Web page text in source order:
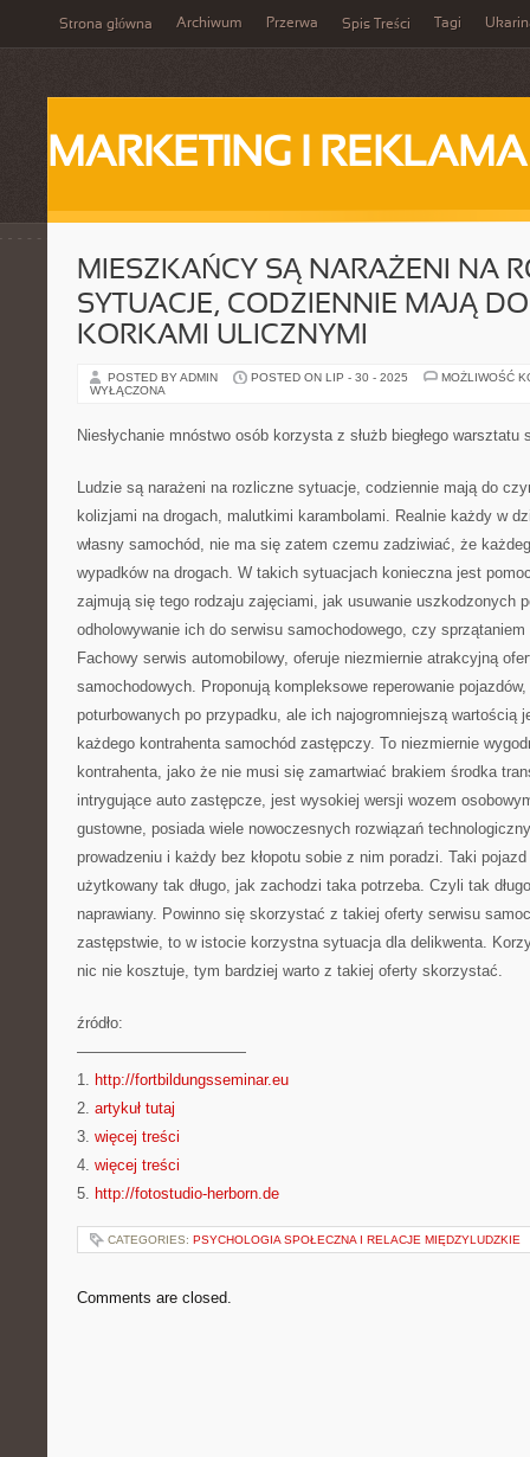
Strona główna Archiwum Przerwa Spis Treści Tagi
MARKETING I REKLAMA
MIESZKAŃCY SĄ NARAŻENI NA
SYTUACJE, CODZIENNIE MAJĄ
KORKAMI ULICZNYMI
POSTED BY ADMIN POSTED ON LIP - 30 - 2025
MOŻLIWOŚĆ
WYŁĄCZONA
Niesłychanie mnóstwo osób korzysta z służb biegłego warsztatu
Ludzie są narażeni na rozliczne sytuacje, codziennie mają do
kolizjami na drogach, malutkimi karambolami. Realnie każdy w
własny samochód, nie ma się zatem czemu zadziwiać, że
wypadków na drogach. W takich sytuacjach konieczna jest
zajmują się tego rodzaju zajęciami, jak usuwanie uszkodzonych
odholowywanie ich do serwisu samochodowego, czy sprzątaniem
Fachowy serwis automobilowy, oferuje niezmiernie atrakcyjną
samochodowych. Proponują kompleksowe reperowanie
poturbowanych po przypadku, ale ich najogromniejszą wartością
każdego kontrahenta samochód zastępczy. To niezmiernie
kontrahenta, jako że nie musi się zamartwiać brakiem środka
intrygujące auto zastępcze, jest wysokiej wersji wozem
gustowne, posiada wiele nowoczesnych rozwiązań
prowadzeniu i każdy bez kłopotu sobie z nim poradzi. Taki
użytkowany tak długo, jak zachodzi taka potrzeba. Czyli tak
naprawiany. Powinno się skorzystać z takiej oferty serwisu
zastępstwie, to w istocie korzystna sytuacja dla delikwenta.
nic nie kosztuje, tym bardziej warto z takiej oferty skorzystać.
źródło:
———————————
1. http://fortbildungsseminar.eu
2. artykuł tutaj
3. więcej treści
4. więcej treści
5. http://fotostudio-herborn.de
CATEGORIES: PSYCHOLOGIA SPOŁECZNA I RELACJE MIĘDZYLUDZKIE
Comments are closed.